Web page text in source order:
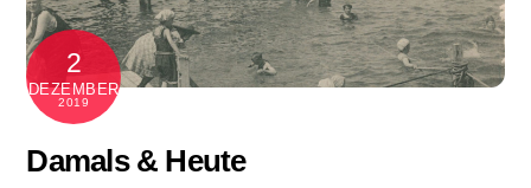
2
DEZEMBER
2019
Damals & Heute